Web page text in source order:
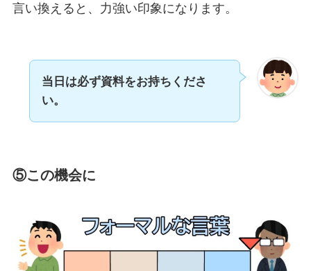
言い換えると、力強い印象になります。
当日は必ず資料をお持ちくださ
い。
⑤この機会に